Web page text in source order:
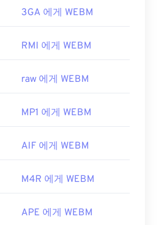
로, Mac에서는QuickTime
기기에서는 이 파일 형식을
는 컨테이너이므로, 파일을
오 코덱)가 기기의 OS와 호환
. 이 문제를 해결하려면
떻게 여나요?
MPlayer는 모든 운영 체제
으로는 Microsoft Windows
Elmedia가
는 WebM코덱이내장되어 있
Inc
.
3GA 에게 WEBM
RMI 에게 WEBM
raw 에게 WEBM
MP1 에게 WEBM
AIF 에게 WEBM
M4R 에게 WEBM
APE 에게 WEBM